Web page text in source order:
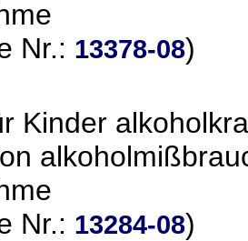
Nr.: 13378-08)
Kinder
Nr.: 13284-08)